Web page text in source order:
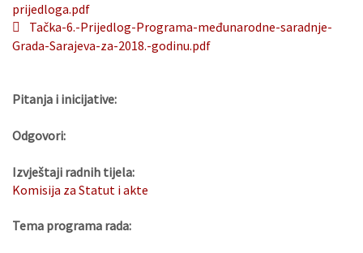
prijedloga.pdf
Tačka-6.-Prijedlog-Programa-međunarodne-saradnje-
Grada-Sarajeva-za-2018.-godinu.pdf
Pitanja i inicijative:
Odgovori:
Izvještaji radnih tijela:
Komisija za Statut i akte
Tema programa rada: